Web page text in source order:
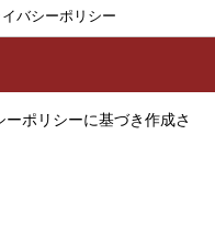
バシーポリシー
ポリシーに基づき作成さ